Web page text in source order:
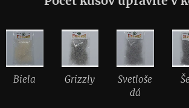
Biela Grizzly
Svetloše
dá